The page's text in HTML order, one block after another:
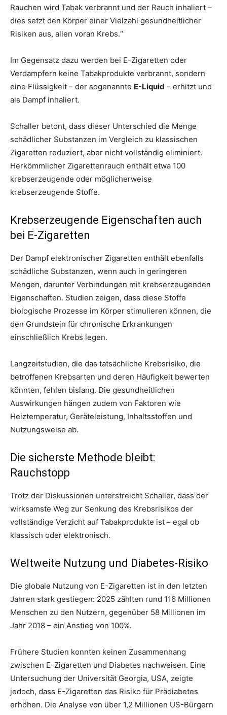
Rauchen wird Tabak verbrannt und der Rauch inhaliert –
dies setzt den Körper einer Vielzahl gesundheitlicher
Risiken aus, allen voran Krebs.“
Im Gegensatz dazu werden bei E-Zigaretten oder
Verdampfern keine Tabakprodukte verbrannt, sondern
eine Flüssigkeit – der sogenannte E-Liquid – erhitzt und
als Dampf inhaliert.
Schaller betont, dass dieser Unterschied die Menge
schädlicher Substanzen im Vergleich zu klassischen
Zigaretten reduziert, aber nicht vollständig eliminiert.
Herkömmlicher Zigarettenrauch enthält etwa 100
krebserzeugende oder möglicherweise
krebserzeugende Stoffe.
Krebserzeugende Eigenschaften auch
bei E-Zigaretten
Der Dampf elektronischer Zigaretten enthält ebenfalls
schädliche Substanzen, wenn auch in geringeren
Mengen, darunter Verbindungen mit krebserzeugenden
Eigenschaften. Studien zeigen, dass diese Stoffe
biologische Prozesse im Körper stimulieren können, die
den Grundstein für chronische Erkrankungen
einschließlich Krebs legen.
Langzeitstudien, die das tatsächliche Krebsrisiko, die
betroffenen Krebsarten und deren Häufigkeit bewerten
könnten, fehlen bislang. Die gesundheitlichen
Auswirkungen hängen zudem von Faktoren wie
Heiztemperatur, Geräteleistung, Inhaltsstoffen und
Nutzungsweise ab.
Die sicherste Methode bleibt:
Rauchstopp
Trotz der Diskussionen unterstreicht Schaller, dass der
wirksamste Weg zur Senkung des Krebsrisikos der
vollständige Verzicht auf Tabakprodukte ist – egal ob
klassisch oder elektronisch.
Weltweite Nutzung und Diabetes-Risiko
Die globale Nutzung von E-Zigaretten ist in den letzten
Jahren stark gestiegen: 2025 zählten rund 116 Millionen
Menschen zu den Nutzern, gegenüber 58 Millionen im
Jahr 2018 – ein Anstieg von 100%.
Frühere Studien konnten keinen Zusammenhang
zwischen E-Zigaretten und Diabetes nachweisen. Eine
Untersuchung der Universität Georgia, USA, zeigte
jedoch, dass E-Zigaretten das Risiko für Prädiabetes
erhöhen. Die Analyse von über 1,2 Millionen US-Bürgern